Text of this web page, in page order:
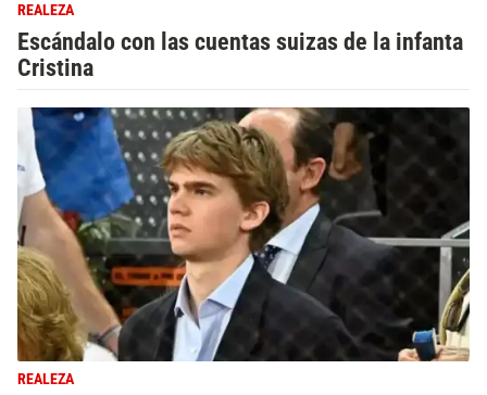
REALEZA
Escándalo con las cuentas suizas de la infanta
Cristina
REALEZA